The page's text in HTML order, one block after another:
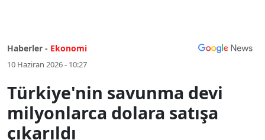
Haberler - Ekonomi
10 Haziran 2026 - 10:27
Türkiye'nin savunma devi
milyonlarca dolara satışa
çıkarıldı